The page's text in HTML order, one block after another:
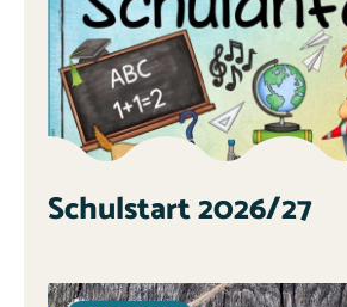
Schulstart 2026/27